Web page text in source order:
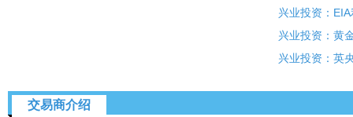
兴业投资：
兴业投资：黄
兴业投资：英
交易商介绍